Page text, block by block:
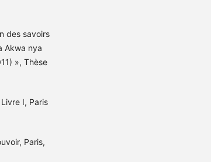
des savoirs
Akwa nya
», Thèse
I, Paris
Paris,